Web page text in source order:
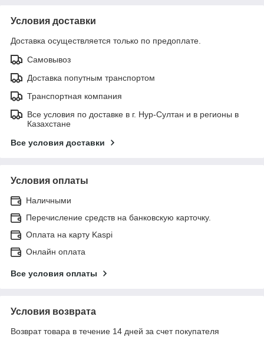
Условия доставки
Доставка осуществляется только по предоплате.
Самовывоз
Доставка попутным транспортом
Транспортная компания
Все условия по доставке в г. Нур-Султан и в регионы в
Казахстане
Все условия доставки
Условия оплаты
Наличными
Перечисление средств на банковскую карточку.
Оплата на карту Kaspi
Онлайн оплата
Все условия оплаты
Условия возврата
Возврат товара в течение 14 дней за счет покупателя